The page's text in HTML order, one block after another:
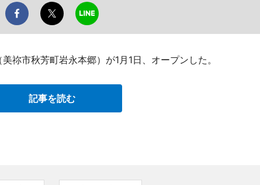
祢市秋芳町岩永本郷）が1月1日、オープンした。
記事を読む